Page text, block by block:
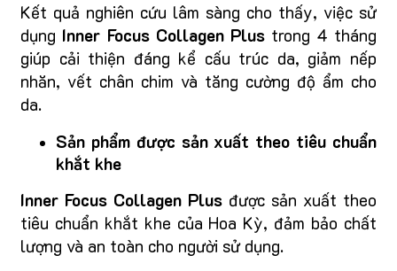
Kết quả nghiên cứu lâm sàng cho thấy, việc sử
dụng Inner Focus Collagen Plus trong 4 tháng
giúp cải thiện đáng kể cấu trúc da, giảm nếp
nhăn, vết chân chim và tăng cường độ ẩm cho
da.
Sản phẩm được sản xuất theo tiêu chuẩn
khắt khe
Inner Focus Collagen Plus được sản xuất theo
tiêu chuẩn khắt khe của Hoa Kỳ, đảm bảo chất
lượng và an toàn cho người sử dụng.